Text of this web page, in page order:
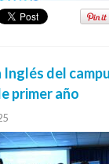
del
primer año